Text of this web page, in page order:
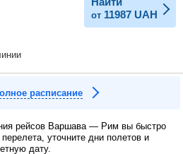
от 11987 UAH
расписание
рейсов Варшава — Рим вы быстро
уточните дни полетов и
дату.